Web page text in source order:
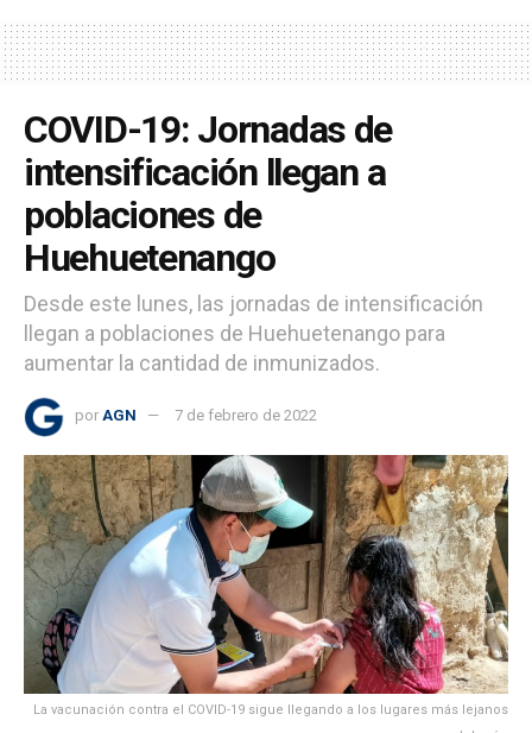
COVID-19: Jornadas de
intensificación llegan a
poblaciones de
Huehuetenango
Desde este lunes, las jornadas de intensificación
llegan a poblaciones de Huehuetenango para
aumentar la cantidad de inmunizados.
por AGN 7 de febrero de 2022
La vacunación contra el COVID-19 sigue llegando a los lugares más lejanos